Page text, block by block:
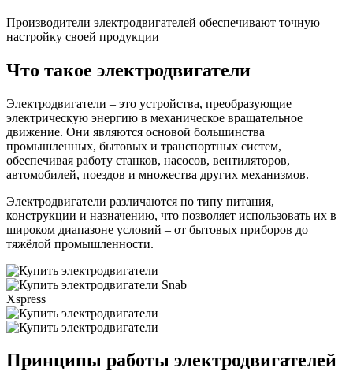
Производители электродвигателей обеспечивают точную
настройку своей продукции
Что такое электродвигатели
Электродвигатели – это устройства, преобразующие
электрическую энергию в механическое вращательное
движение. Они являются основой большинства
промышленных, бытовых и транспортных систем,
обеспечивая работу станков, насосов, вентиляторов,
автомобилей, поездов и множества других механизмов.
Электродвигатели различаются по типу питания,
конструкции и назначению, что позволяет использовать их в
широком диапазоне условий – от бытовых приборов до
тяжёлой промышленности.
Snab
Xspress
Принципы работы электродвигателей